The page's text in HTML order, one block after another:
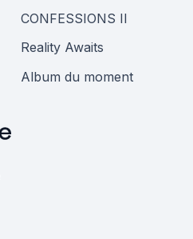
CONFESSIONS II
Reality Awaits
Album du moment